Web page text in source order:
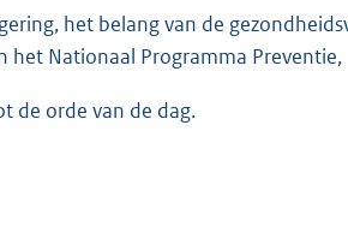
het belang van de
het Nationaal Programma Preventie,
de orde van de dag.